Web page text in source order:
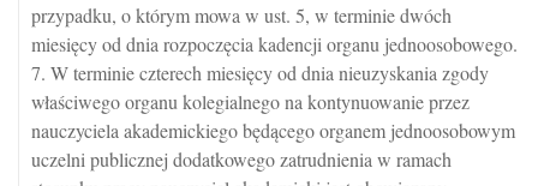
przypadku, o którym mowa w ust. 5, w terminie dwóch
miesięcy od dnia rozpoczęcia kadencji organu jednoosobowego.
7. W terminie czterech miesięcy od dnia nieuzyskania zgody
właściwego organu kolegialnego na kontynuowanie przez
nauczyciela akademickiego będącego organem jednoosobowym
uczelni publicznej dodatkowego zatrudnienia w ramach